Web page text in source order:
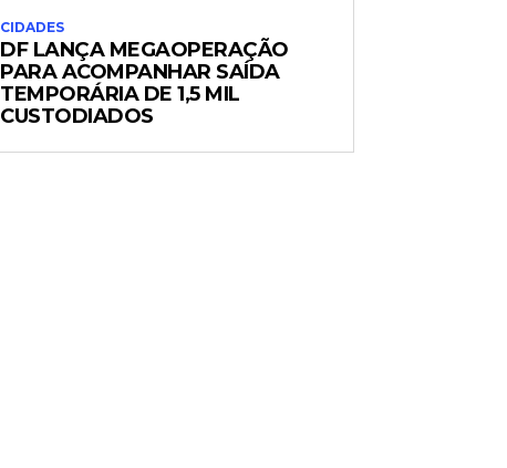
CIDADES
DF LANÇA MEGAOPERAÇÃO
PARA ACOMPANHAR SAÍDA
TEMPORÁRIA DE 1,5 MIL
CUSTODIADOS